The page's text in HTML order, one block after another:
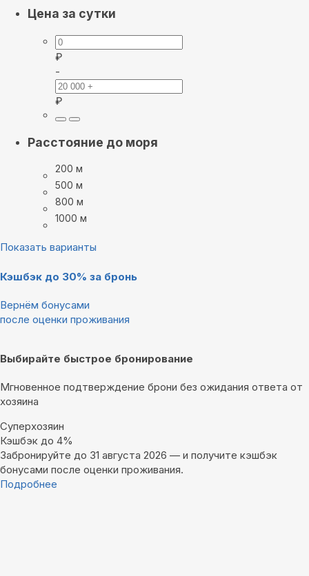
Цена за сутки
₽
-
₽
Расстояние до моря
200 м
500 м
800 м
1000 м
Показать варианты
Кэшбэк до 30% за бронь
Вернём бонусами
после оценки проживания
Выбирайте быстрое бронирование
Мгновенное подтверждение брони без ожидания ответа от
хозяина
Суперхозяин
Кэшбэк до 4%
Забронируйте до 31 августа 2026 — и получите кэшбэк
бонусами после оценки проживания.
Подробнее